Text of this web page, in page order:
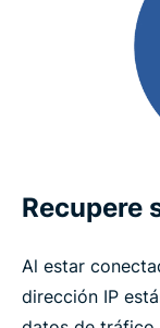
Recupere
Al estar
dirección IP